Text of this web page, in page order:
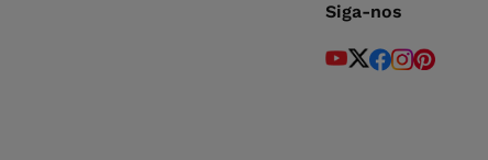
Siga-nos